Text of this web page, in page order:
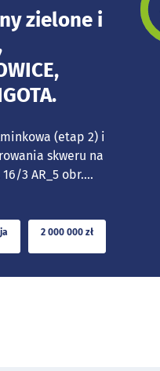
zielone i
(etap 2) i
skweru na
3 AR_5 obr....
2 000 000 zł